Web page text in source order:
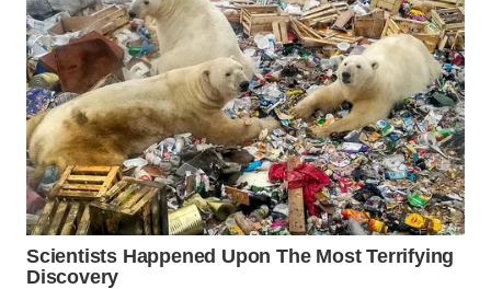
WN
CIANJUR
WN
KEPULAUAN
SERIBU
WN
TANGERANG
WN